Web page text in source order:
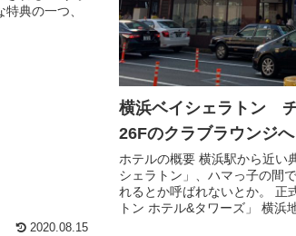
典の一つ、
2020.08.15
横浜ベイシェラトン
26Fのクラブラウンジへ
ホテルの概要 横浜駅から近い
シェラトン」、ハマっ子の間
れるとか呼ばれないとか。 正
トン ホテル&タワーズ」 横浜